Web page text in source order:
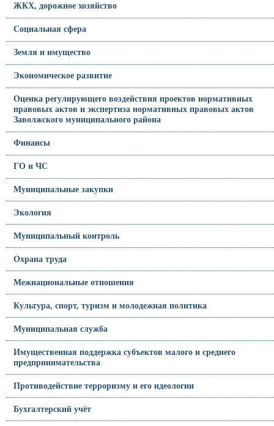
ЖКХ, дорожное хозяйство
Социальная сфера
Земля и имущество
Экономическое развитие
Оценка регулирующего воздействия проектов нормативных
правовых актов и экспертиза нормативных правовых актов
Заволжского муниципального района
Финансы
ГО и ЧС
Муниципальные закупки
Экология
Муниципальный контроль
Охрана труда
Межнациональные отношения
Культура, спорт, туризм и молодежная политика
Муниципальная служба
Имущественная поддержка субъектов малого и среднего
предпринимательства
Противодействие терроризму и его идеологии
Бухгалтерский учёт